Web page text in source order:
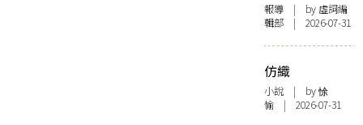
報導 | by 虛詞編
輯部 | 2026-07-31
仿織
小說 | by 悇
愉 | 2026-07-31